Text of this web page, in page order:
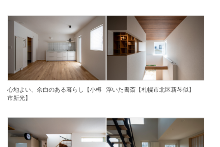
心地よい、余白のある暮らし【小樽
市新光】
浮いた書斎【札幌市北区新琴似】